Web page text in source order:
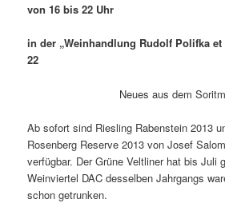
von 16 bis 22 Uhr
in der „Weinhandlung Rudolf Polifka
22
Neues aus dem
Ab sofort sind Riesling Rabenstein 2013
Rosenberg Reserve 2013 von Josef
verfügbar. Der Grüne Veltliner hat bis Juli
Weinviertel DAC desselben Jahrgangs
schon getrunken.